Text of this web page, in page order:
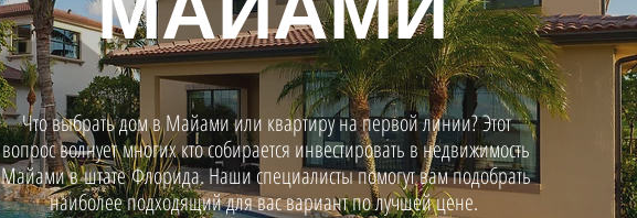
Что выбрать дом в Майами или квартиру на первой линии? Этот
вопрос волнует многих кто собирается инвестировать в недвижимость
Майами в штате Флорида. Наши специалисты помогут вам подобрать
наиболее подходящий для вас вариант по лучшей цене.